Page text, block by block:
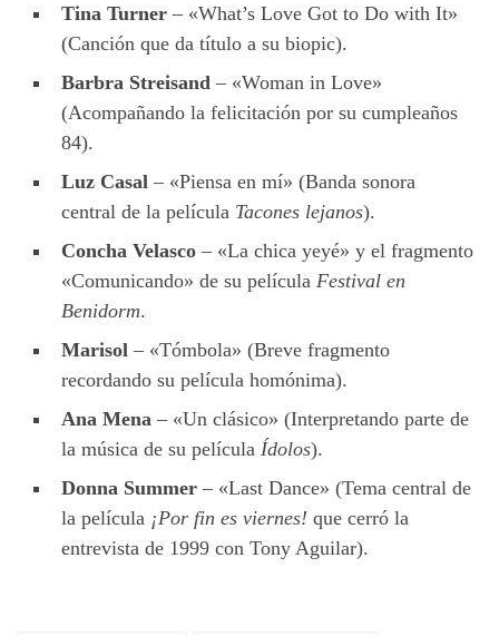
Tina Turner – «What’s Love Got to Do with It»
(Canción que da título a su biopic).
Barbra Streisand – «Woman in Love»
(Acompañando la felicitación por su cumpleaños
84).
Luz Casal – «Piensa en mí» (Banda sonora
central de la película Tacones lejanos).
Concha Velasco – «La chica yeyé» y el fragmento
«Comunicando» de su película Festival en
Benidorm.
Marisol – «Tómbola» (Breve fragmento
recordando su película homónima).
Ana Mena – «Un clásico» (Interpretando parte de
la música de su película Ídolos).
Donna Summer – «Last Dance» (Tema central de
la película ¡Por fin es viernes! que cerró la
entrevista de 1999 con Tony Aguilar).